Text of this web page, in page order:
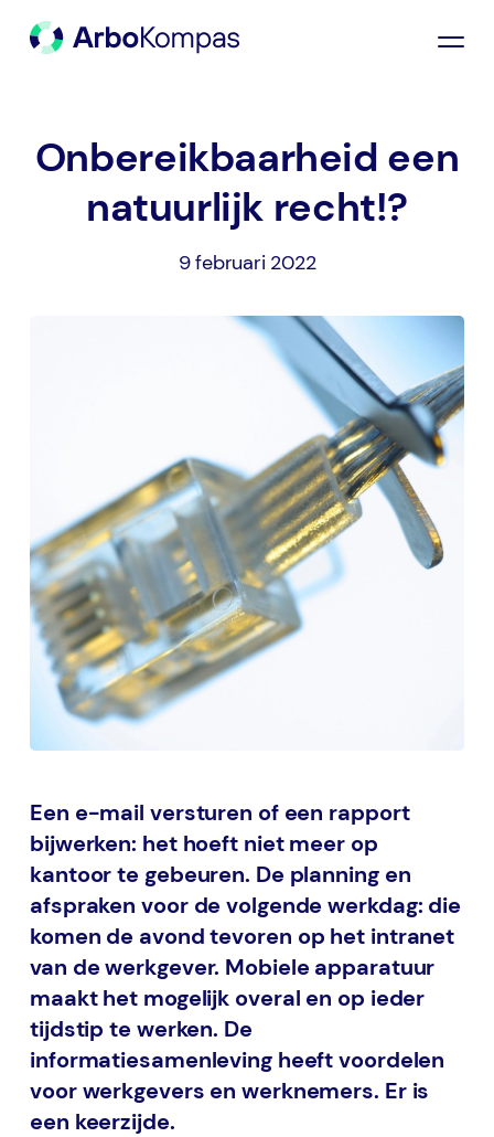
Onbereikbaarheid een
natuurlijk recht!?
9 februari 2022
Een e-mail versturen of een rapport
bijwerken: het hoeft niet meer op
kantoor te gebeuren. De planning en
afspraken voor de volgende werkdag: die
komen de avond tevoren op het intranet
van de werkgever. Mobiele apparatuur
maakt het mogelijk overal en op ieder
tijdstip te werken. De
informatiesamenleving heeft voordelen
voor werkgevers en werknemers. Er is
een keerzijde.